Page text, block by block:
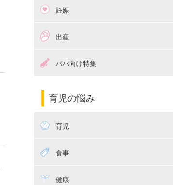
妊娠
つわり
妊娠中の食事
出産
出産準備パパ向け特集
パパ向け特集
育児の悩み
育児
赤ちゃんのお世話
寝かしつけ
食事
離乳食健康